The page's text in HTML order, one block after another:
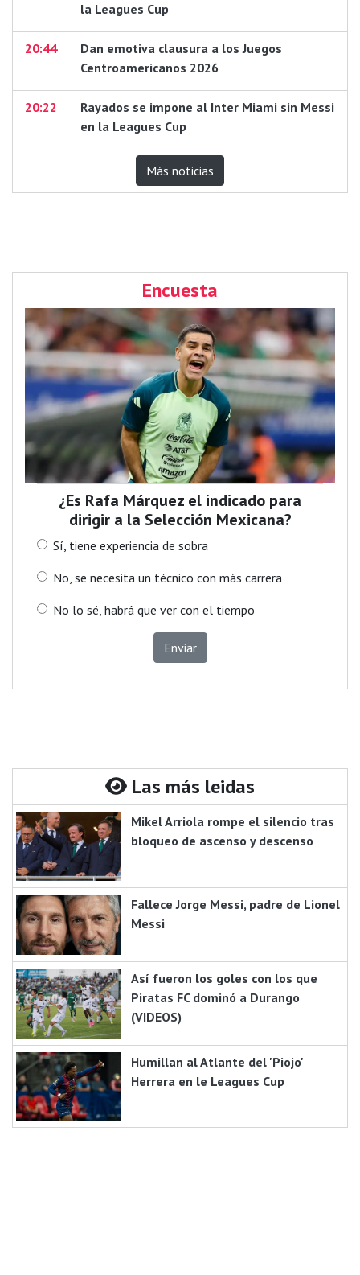
la Leagues Cup
20:44
Dan emotiva clausura a los Juegos
Centroamericanos 2026
20:22
Rayados se impone al Inter Miami sin Messi
en la Leagues Cup
Más noticias
Encuesta
¿Es Rafa Márquez el indicado para
dirigir a la Selección Mexicana?
Sí, tiene experiencia de sobra
No, se necesita un técnico con más carrera
No lo sé, habrá que ver con el tiempo
Enviar
Las más leidas
Mikel Arriola rompe el silencio tras
bloqueo de ascenso y descenso
Fallece Jorge Messi, padre de Lionel
Messi
Así fueron los goles con los que
Piratas FC dominó a Durango
(VIDEOS)
Humillan al Atlante del 'Piojo'
Herrera en le Leagues Cup